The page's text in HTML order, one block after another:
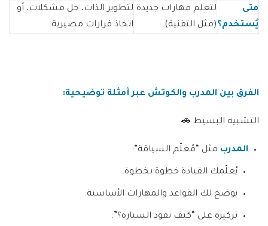
متى
يُستخدم؟
لتعلم مهارات جديدة
(مثل التقنية).
لتطوير الذات، حل مشكلات، أو
اتخاذ قرارات مصيرية.
الفرق بين المدرب والكوتش عبر أمثلة توضيحية:
التشبيه البسيط 🚗
المدرب مثل “مُعلّم السياقة”:
يُعلّمك القيادة خطوة بخطوة.
يوضح لك القواعد والمهارات الأساسية.
تركيزه على “كيف تقود السيارة؟”.